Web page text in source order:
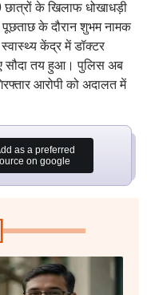
के खिलाफ धोखाधड़ी
के दौरान शुभम नामक
केंद्र में डॉक्टर
सौदा तय हुआ। पुलिस अब
आरोपी को अदालत में
as a preferred
on google